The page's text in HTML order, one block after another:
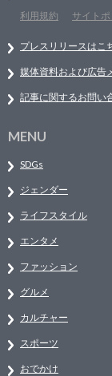
利用規約
サイト
プレスリリースはこ
媒体資料および広告
記事に関するお問い
MENU
SDGs
ジェンダー
ライフスタイル
エンタメ
ファッション
グルメ
カルチャー
スポーツ
おでかけ